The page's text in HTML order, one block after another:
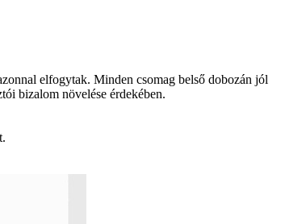
elfogytak. Minden csomag belső dobozán jól
bizalom növelése érdekében.